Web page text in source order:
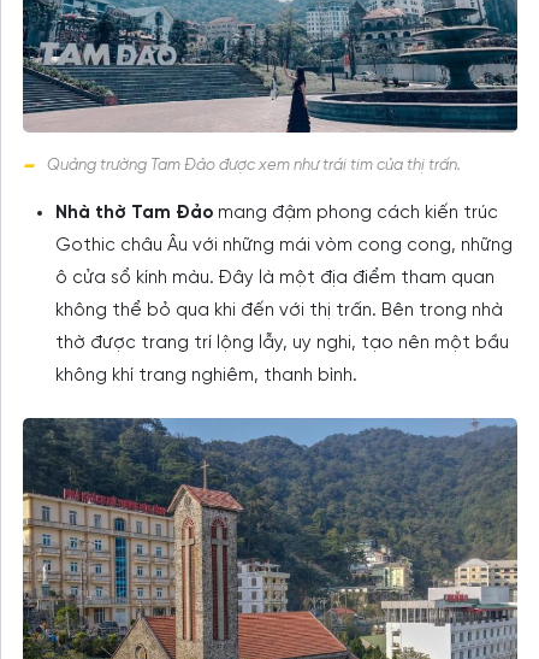
Quảng trường Tam Đảo được xem như trái tim của thị trấn.
Nhà thờ Tam Đảo mang đậm phong cách kiến trúc
Gothic châu Âu với những mái vòm cong cong, những
ô cửa sổ kính màu. Đây là một địa điểm tham quan
không thể bỏ qua khi đến với thị trấn. Bên trong nhà
thờ được trang trí lộng lẫy, uy nghi, tạo nên một bầu
không khí trang nghiêm, thanh bình.